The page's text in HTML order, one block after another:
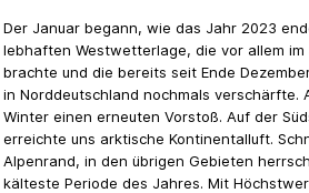
Der Januar begann, wie das Jahr 2023
lebhaften Westwetterlage, die vor allem
brachte und die bereits seit Ende
in Norddeutschland nochmals verschärfte.
Winter einen erneuten Vorstoß. Auf der
erreichte uns arktische Kontinentalluft.
Alpenrand, in den übrigen Gebieten
kälteste Periode des Jahres. Mit